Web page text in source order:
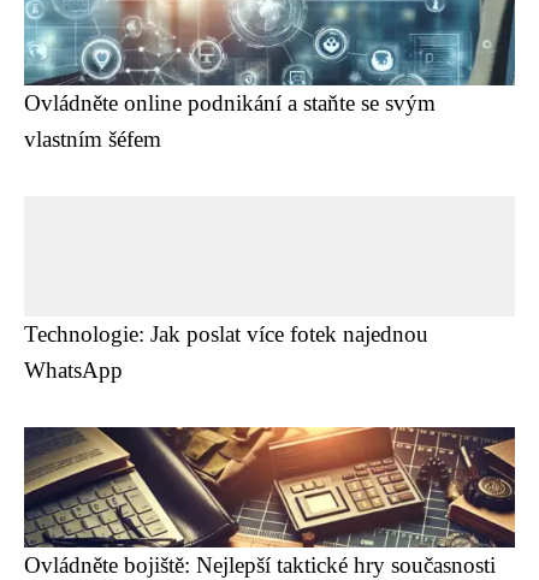
Ovládněte online podnikání a staňte se svým
vlastním šéfem
Technologie: Jak poslat více fotek najednou
WhatsApp
Ovládněte bojiště: Nejlepší taktické hry současnosti